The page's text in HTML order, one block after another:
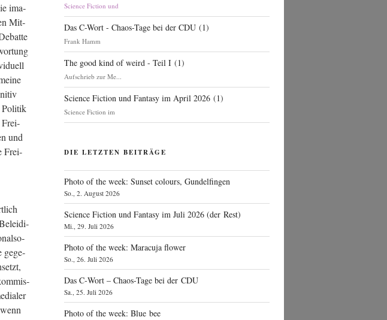
ima­
Mit­
Poli­tik
Frei­
und
Frei­
gege­
Science Fiction und
Das C-Wort - Chaos-Tage bei der CDU (1)
Frank Hamm
The good kind of weird - Teil I (1)
Aufschrieb zur Me...
Science Fiction und Fantasy im April 2026 (1)
Science Fiction im
DIE LETZTEN BEITRÄGE
Photo of the week: Sunset colours, Gundelfingen
So., 2. August 2026
Science Fiction und Fantasy im Juli 2026 (der Rest)
Mi., 29. Juli 2026
Photo of the week: Maracuja flower
So., 26. Juli 2026
Das C‑Wort – Chaos-Tage bei der CDU
Sa., 25. Juli 2026
Photo of the week: Blue bee